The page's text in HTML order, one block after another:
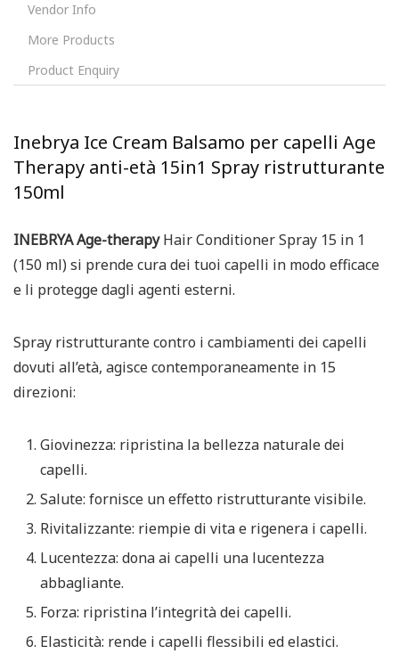
Vendor Info
More Products
Product Enquiry
Inebrya Ice Cream Balsamo per capelli Age
Therapy anti-età 15in1 Spray ristrutturante
150ml
INEBRYA Age-therapyHair Conditioner Spray 15 in 1
(150 ml) si prende cura dei tuoi capelli in modo efficace
e li protegge dagli agenti esterni.
Spray ristrutturante contro i cambiamenti dei capelli
dovuti all’età, agisce contemporaneamente in 15
direzioni:
Giovinezza: ripristina la bellezza naturale dei
capelli.
Salute: fornisce un effetto ristrutturante visibile.
Rivitalizzante: riempie di vita e rigenera i capelli.
Lucentezza: dona ai capelli una lucentezza
abbagliante.
Forza: ripristina l’integrità dei capelli.
Elasticità: rende i capelli flessibili ed elastici.